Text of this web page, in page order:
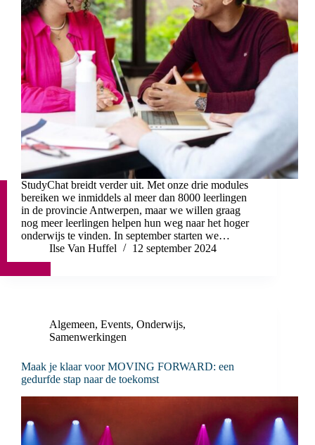
StudyChat breidt verder uit. Met onze drie modules
bereiken we inmiddels al meer dan 8000 leerlingen
in de provincie Antwerpen, maar we willen graag
nog meer leerlingen helpen hun weg naar het hoger
onderwijs te vinden. In september starten we…
Ilse Van Huffel
12 september 2024
Algemeen, Events, Onderwijs,
Samenwerkingen
Maak je klaar voor MOVING FORWARD: een
gedurfde stap naar de toekomst